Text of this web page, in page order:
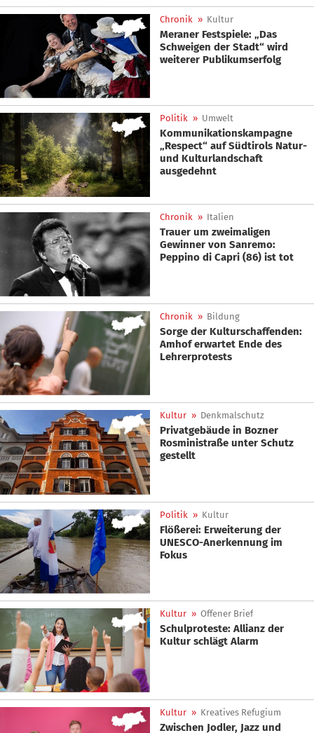
Chronik » Kultur
Meraner Festspiele: „Das
Schweigen der Stadt“ wird
weiterer Publikumserfolg
Politik » Umwelt
Kommunikationskampagne
„Respect“ auf Südtirols Natur-
und Kulturlandschaft
ausgedehnt
Chronik » Italien
Trauer um zweimaligen
Gewinner von Sanremo:
Peppino di Capri (86) ist tot
Chronik » Bildung
Sorge der Kulturschaffenden:
Amhof erwartet Ende des
Lehrerprotests
Kultur » Denkmalschutz
Privatgebäude in Bozner
Rosministraße unter Schutz
gestellt
Politik » Kultur
Flößerei: Erweiterung der
UNESCO-Anerkennung im
Fokus
Kultur » Offener Brief
Schulproteste: Allianz der
Kultur schlägt Alarm
Kultur » Kreatives Refugium
Zwischen Jodler, Jazz und